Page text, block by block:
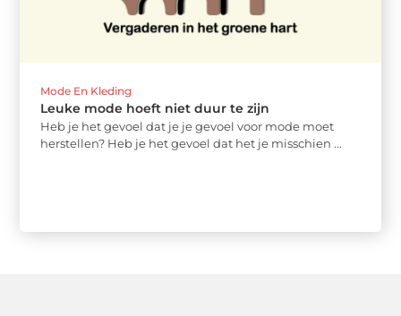
Mode En Kleding
Leuke mode hoeft niet duur te zijn
Heb je het gevoel dat je je gevoel voor mode moet
herstellen? Heb je het gevoel dat het je misschien ...